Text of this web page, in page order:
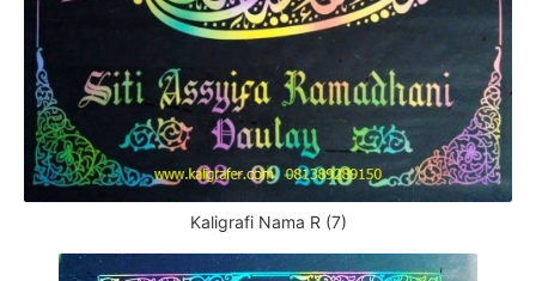
Kaligrafi Nama R (7)